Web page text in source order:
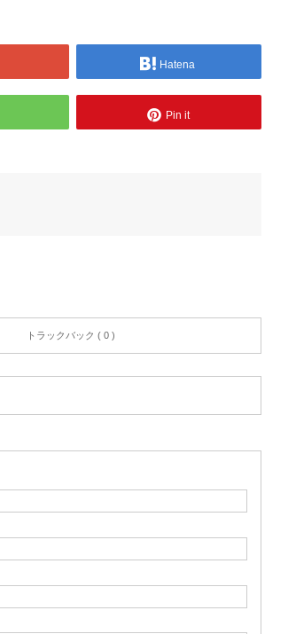
Hatena
Pin it
トラックバック ( 0 )